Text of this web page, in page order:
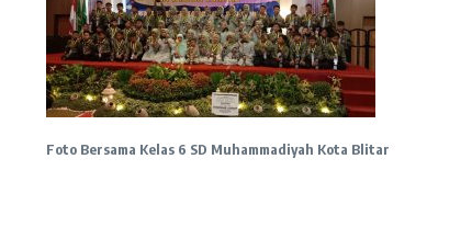
Foto Bersama Kelas 6 SD Muhammadiyah Kota Blitar